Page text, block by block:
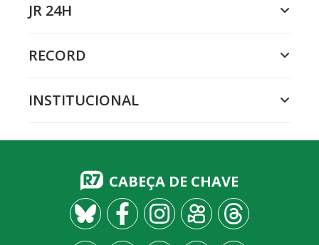
JR 24H
RECORD
INSTITUCIONAL
CABEÇA DE CHAVE